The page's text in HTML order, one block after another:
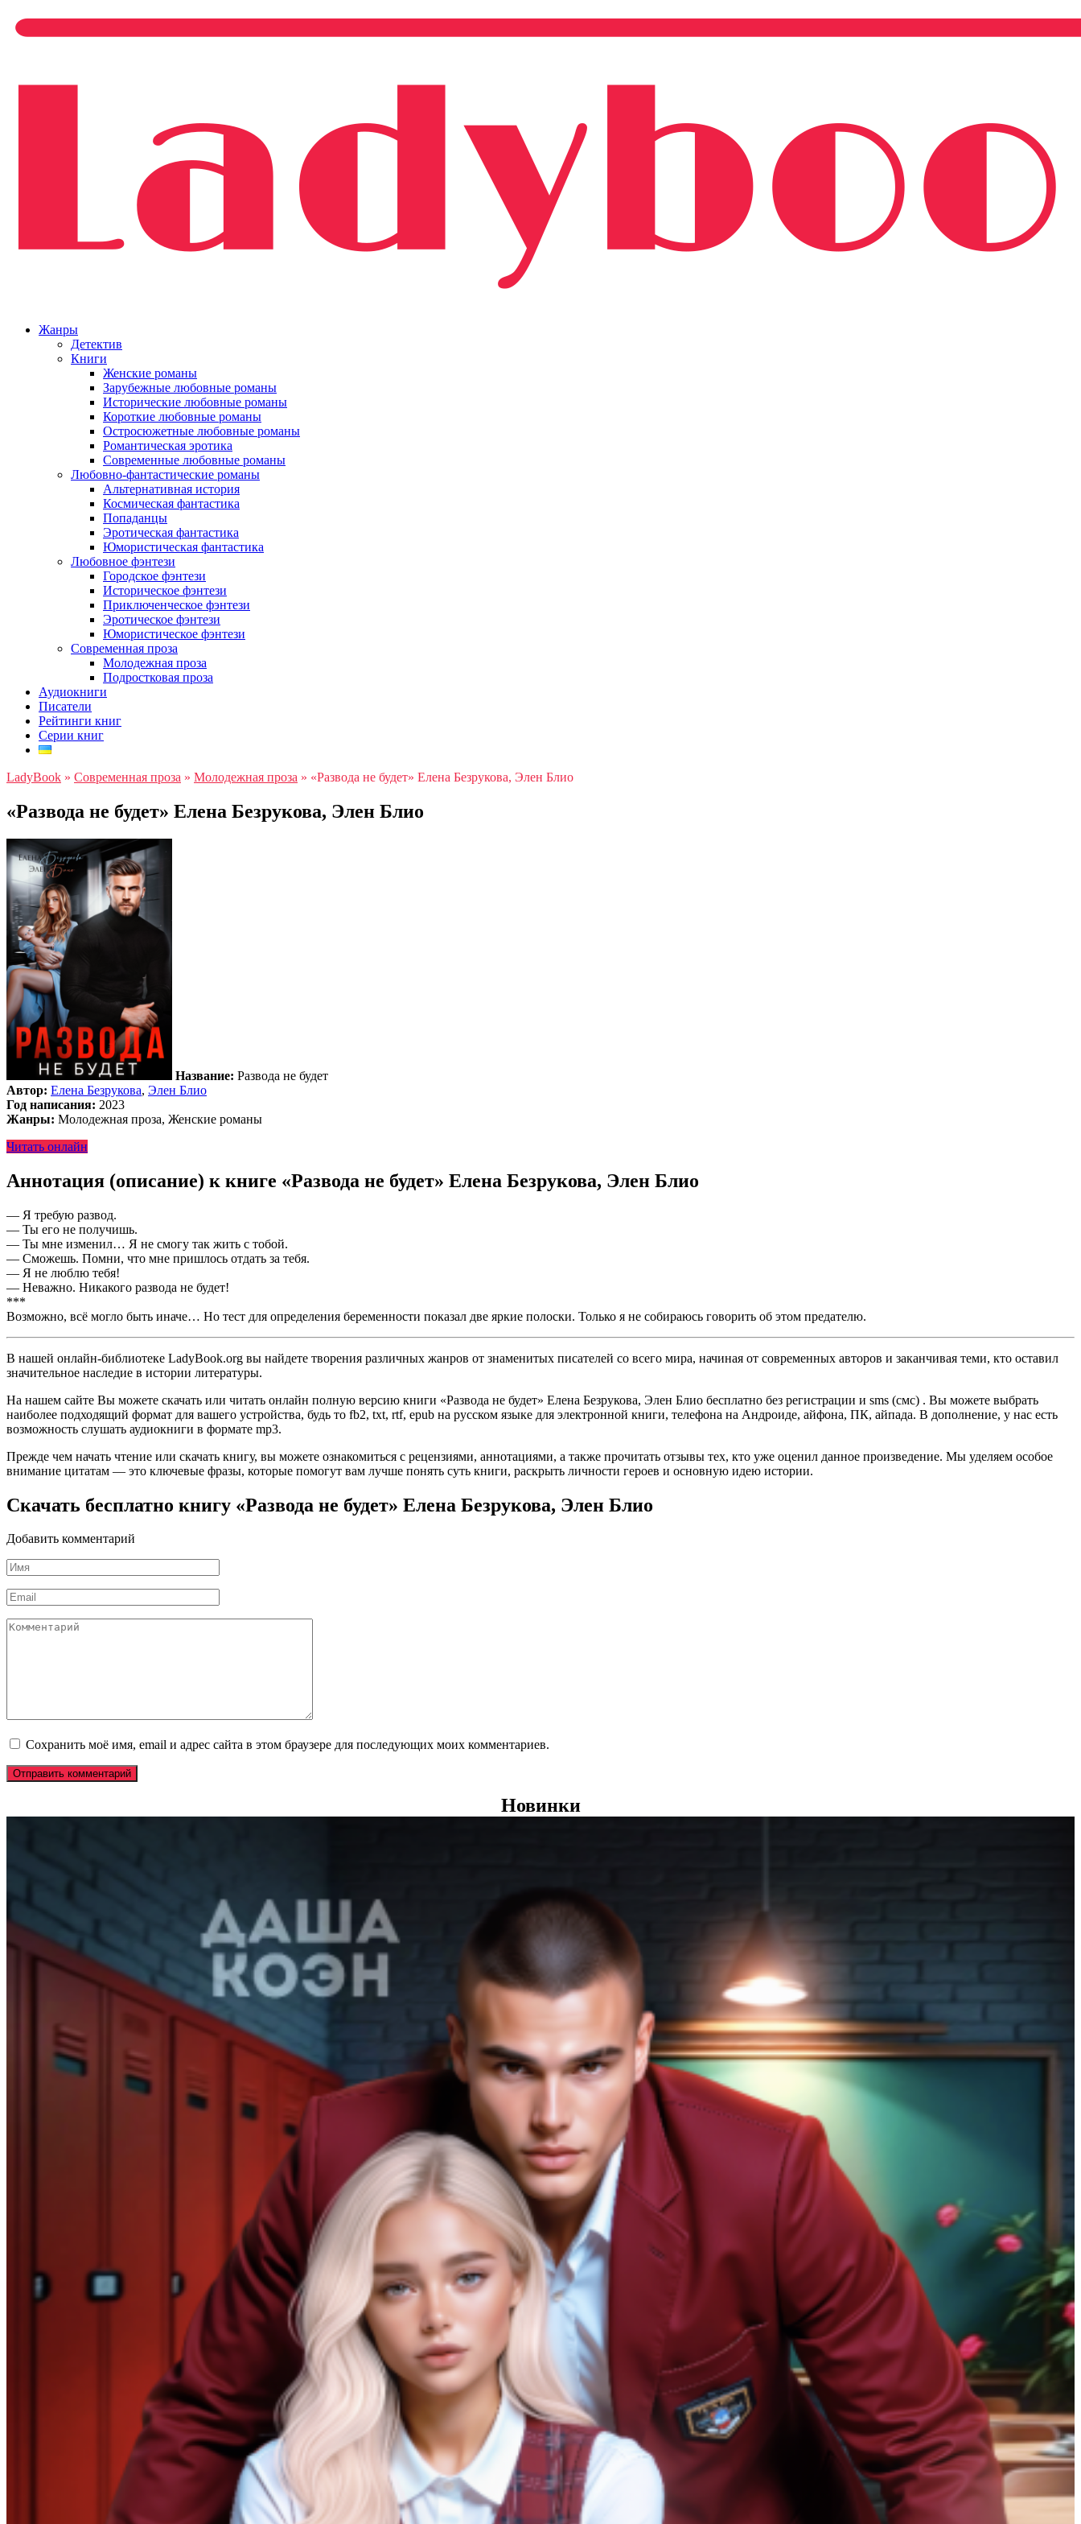
Жанры
Детектив
Книги
Женские романы
Зарубежные любовные романы
Исторические любовные романы
Короткие любовные романы
Остросюжетные любовные романы
Романтическая эротика
Современные любовные романы
Любовно-фантастические романы
Альтернативная история
Космическая фантастика
Попаданцы
Эротическая фантастика
Юмористическая фантастика
Любовное фэнтези
Городское фэнтези
Историческое фэнтези
Приключенческое фэнтези
Эротическое фэнтези
Юмористическое фэнтези
Современная проза
Молодежная проза
Подростковая проза
Аудиокниги
Писатели
Рейтинги книг
Серии книг
LadyBook » Современная проза » Молодежная проза » «Развода не будет» Елена Безрукова, Элен Блио
«Развода не будет» Елена Безрукова, Элен Блио
Название: Развода не будет
Автор: Елена Безрукова, Элен Блио
Год написания: 2023
Жанры: Молодежная проза, Женские романы
Читать онлайн
Аннотация (описание) к книге «Развода не будет» Елена Безрукова, Элен Блио
— Я требую развод.
— Ты его не получишь.
— Ты мне изменил… Я не смогу так жить с тобой.
— Сможешь. Помни, что мне пришлось отдать за тебя.
— Я не люблю тебя!
— Неважно. Никакого развода не будет!
***
Возможно, всё могло быть иначе… Но тест для определения беременности показал две яркие полоски. Только я не собираюсь говорить об этом предателю.
В нашей онлайн-библиотеке LadyBook.org вы найдете творения различных жанров от знаменитых писателей со всего мира, начиная от современных авторов и заканчивая теми, кто оставил
значительное наследие в истории литературы.
На нашем сайте Вы можете скачать или читать онлайн полную версию книги «Развода не будет» Елена Безрукова, Элен Блио бесплатно без регистрации и sms (смс) . Вы можете выбрать
наиболее подходящий формат для вашего устройства, будь то fb2, txt, rtf, epub на русском языке для электронной книги, телефона на Андроиде, айфона, ПК, айпада. В дополнение, у нас есть
возможность слушать аудиокниги в формате mp3.
Прежде чем начать чтение или скачать книгу, вы можете ознакомиться с рецензиями, аннотациями, а также прочитать отзывы тех, кто уже оценил данное произведение. Мы уделяем особое
внимание цитатам — это ключевые фразы, которые помогут вам лучше понять суть книги, раскрыть личности героев и основную идею истории.
Скачать бесплатно книгу «Развода не будет» Елена Безрукова, Элен Блио
Добавить комментарий
Имя
*
Email
*
Комментарий
Сохранить моё имя, email и адрес сайта в этом браузере для последующих моих комментариев.
Новинки